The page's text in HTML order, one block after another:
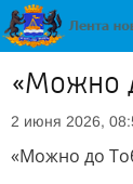
«Можно
2 июня 2026,
«Можно до